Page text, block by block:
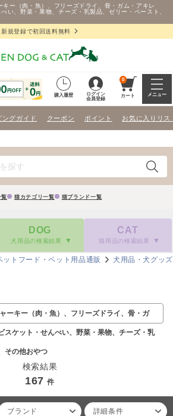
ー（肉・魚）、フリーズドライ、骨・ガム・アキレ
い、野菜・果物、チーズ・乳製品、ゼリー・ペースト、
新規登録で初回送料無料
購入履歴
ログイン
会員登録
0
カート メニュー
ングガイド クーポン ポイント お気に入りリス
覧 猫カテゴリ一覧 猫ブランド一覧
DOG
犬用品の検索結果
CAT
猫用品の検索結果
ットフード・ペット用品通販 犬用品・犬グッズ
ーキー（肉・魚）、フリーズドライ、骨・ガ
スケット・せんべい、野菜・果物、チーズ・乳
その他おやつ
検索結果
167 件
ブランド 詳細条件